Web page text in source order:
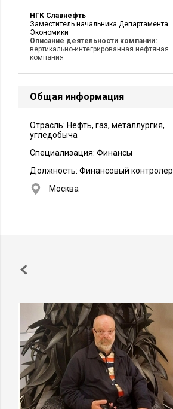
НГК Славнефть
Заместитель начальника Департамента
Экономики
Описание деятельности компании:
вертикально-интегрированная нефтяная
компания
Общая информация
Отрасль: Нефть, газ, металлургия,
угледобыча
Специализация: Финансы
Должность: Финансовый контролер
Москва